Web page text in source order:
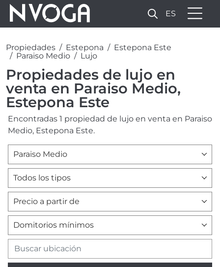
ES
Propiedades Estepona
Estepona Este
Paraiso Medio
Lujo
Propiedades de lujo en
venta en Paraiso Medio,
Estepona Este
Encontradas 1 propiedad de lujo en venta en Paraiso
Medio, Estepona Este.
Paraiso Medio
Todos los tipos
Precio a partir de
Domitorios mínimos